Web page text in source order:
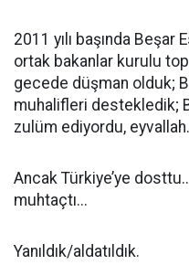
2011 yılı başında
ortak bakanlar kurulu
gecede düşman olduk;
muhalifleri destekledik;
zulüm ediyordu,
Ancak Türkiye’ye
muhtaçtı...
Yanıldık/aldatıldık.